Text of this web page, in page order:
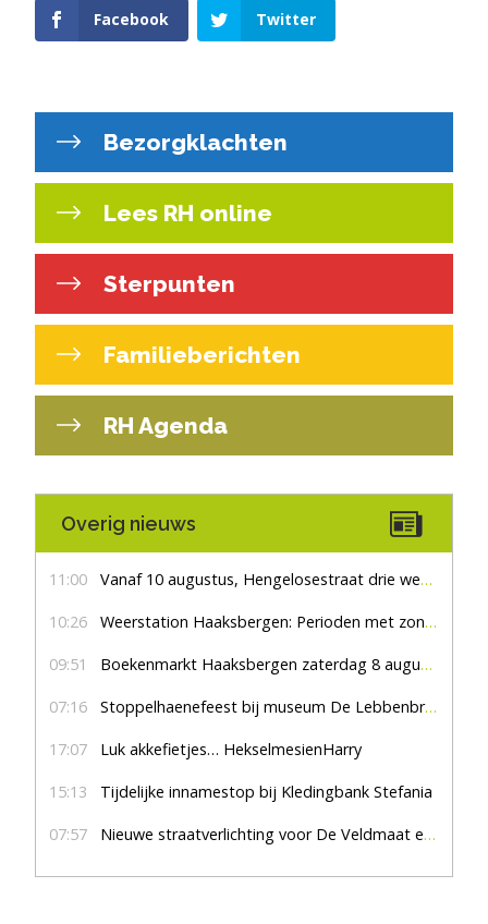
Facebook Twitter
Bezorgklachten
Lees RH online
Sterpunten
Familieberichten
RH Agenda
Overig nieuws
11:00 Vanaf 10 augustus, Hengelosestraat drie weken dicht voor doorgaand verkeer
10:26 Weerstation Haaksbergen: Perioden met zon en droog
09:51 Boekenmarkt Haaksbergen zaterdag 8 augustus, marktplein Haaksbergen
07:16 Stoppelhaenefeest bij museum De Lebbenbrugge
17:07 Luk akkefietjes… HekselmesienHarry
15:13 Tijdelijke innamestop bij Kledingbank Stefania
07:57 Nieuwe straatverlichting voor De Veldmaat en De Pas